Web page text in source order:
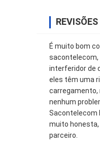
É muito bom
sacontelecom,
interferidor de
eles têm uma
carregamento,
nenhum
Sacontelecom
muito honesta,
parceiro.